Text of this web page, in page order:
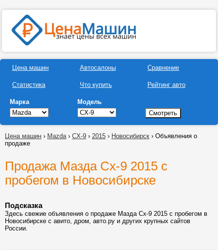
Цена машин
Статистика
Автосалоны
Что купить
Сравнение
Рейтинг авто
Марка Модель
Цена машин › Mazda› CX-9 › 2015 › Новосибирск › Объявления о
продаже
Продажа Мазда Сх-9 2015 с
пробегом в Новосибирске
Подсказка
Здесь свежие объявления о продаже Мазда Сх-9 2015 с пробегом в
Новосибирске с авито, дром, авто.ру и других крупных сайтов
России.